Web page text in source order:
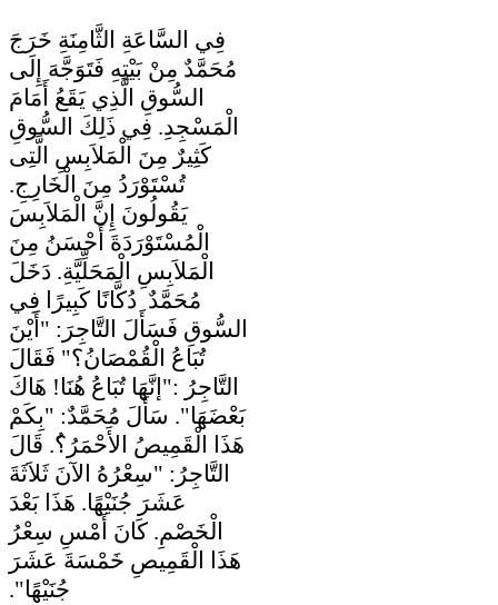
فِي السَّاعَةِ الثَّامِنَةِ خَرَجَ
مُحَمَّدٌ مِنْ بَيْتِهِ فَتَوَجَّهَ إِلَى
السُّوقِ الَّذِي يَقَعُ أَمَامَ
الْمَسْجِدِ. فِي ذَلِكَ السُّوقِ
كَثِيرٌ مِنَ الْمَلاَبِسِ الَّتِى
تُسْتَوْرَدُ مِنَ الْخَارِجِ.
يَقُولُونَ إِنَّ الْمَلاَبِسَ
الْمُسْتَوْرَدَةَ أَحْسَنُ مِنَ
الْمَلاَبِسِ الْمَحَلِّيَّةِ. دَخَلَ
مُحَمَّدٌ دُكَّانًا كَبِيرًا فِي
السُّوقِ فَسَأَلَ التَّاجِرَ: "أَيْنَ
تُبَاعُ الْقُمْصَانُ؟" فَقَالَ
التَّاجِرُ :"إنَّهَا تُبَاعُ هُنَا! هَاكَ
بَعْضَهَا". سَأَلَ مُحَمَّدٌ: "بِكَمْ
هَذَا الْقَمِيصُ الأَحْمَرُ؟ُ. قَالَ
التَّاجِرُ: "سِعْرُهُ الآنَ ثَلاَثَةَ
عَشَرَ جُنَيْهًا. هَذَا بَعْدَ
الْخَصْمِ. كَانَ أَمْسِ سِعْرُ
هَذَا الْقَمِيصِ خَمْسَةَ عَشَرَ
جُنَيْهًا".